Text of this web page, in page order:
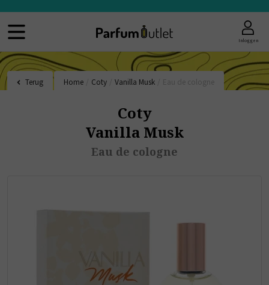
Inloggen
Terug Home Coty Vanilla Musk
Coty
Vanilla Musk
Eau de cologne